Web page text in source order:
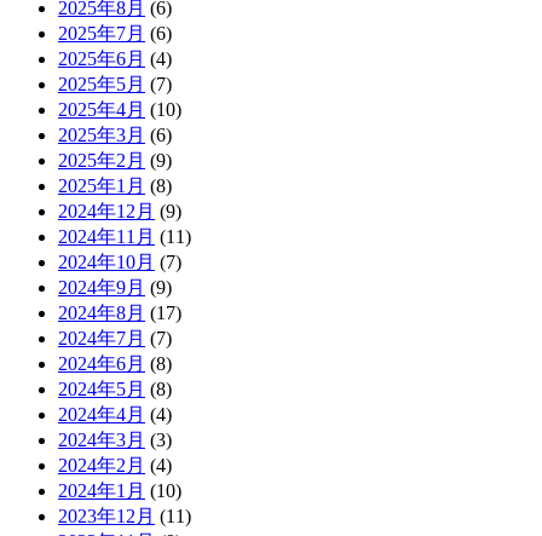
2025年8月 (6)
2025年7月 (6)
2025年6月 (4)
2025年5月 (7)
2025年4月 (10)
2025年3月 (6)
2025年2月 (9)
2025年1月 (8)
2024年12月 (9)
2024年11月 (11)
2024年10月 (7)
2024年9月 (9)
2024年8月 (17)
2024年7月 (7)
2024年6月 (8)
2024年5月 (8)
2024年4月 (4)
2024年3月 (3)
2024年2月 (4)
2024年1月 (10)
2023年12月 (11)